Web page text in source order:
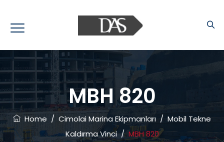
MBH 820
Home / Cimolai Marina Ekipmanları / Mobil Tekne
Kaldırma Vinci/ MBH 820